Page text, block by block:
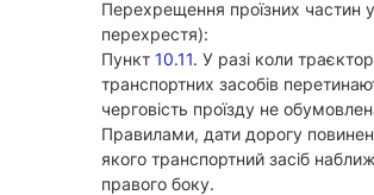
Перехрещення проїзних частин
перехрестя):
Пункт 10.11. У разі коли
транспортних засобів
черговість проїзду не
Правилами, дати дорогу
якого транспортний засіб
правого боку.